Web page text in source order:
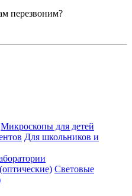
перезвоним?
Микроскопы для детей
Для школьников и
Световые